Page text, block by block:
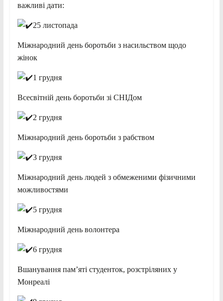
важливі дати:
25 листопада
Міжнародний день боротьби з насильством щодо
жінок
1 грудня
Всесвітній день боротьби зі СНІДом
2 грудня
Міжнародний день боротьби з рабством
3 грудня
Міжнародний день людей з обмеженими фізичними
можливостями
5 грудня
Міжнародний день волонтера
6 грудня
Вшанування пам’яті студенток, розстріляних у
Монреалі